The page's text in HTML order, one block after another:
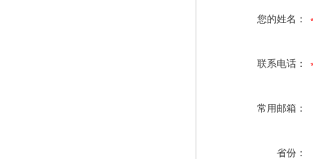
您的姓名：
联系电话：
常用邮箱：
省份：